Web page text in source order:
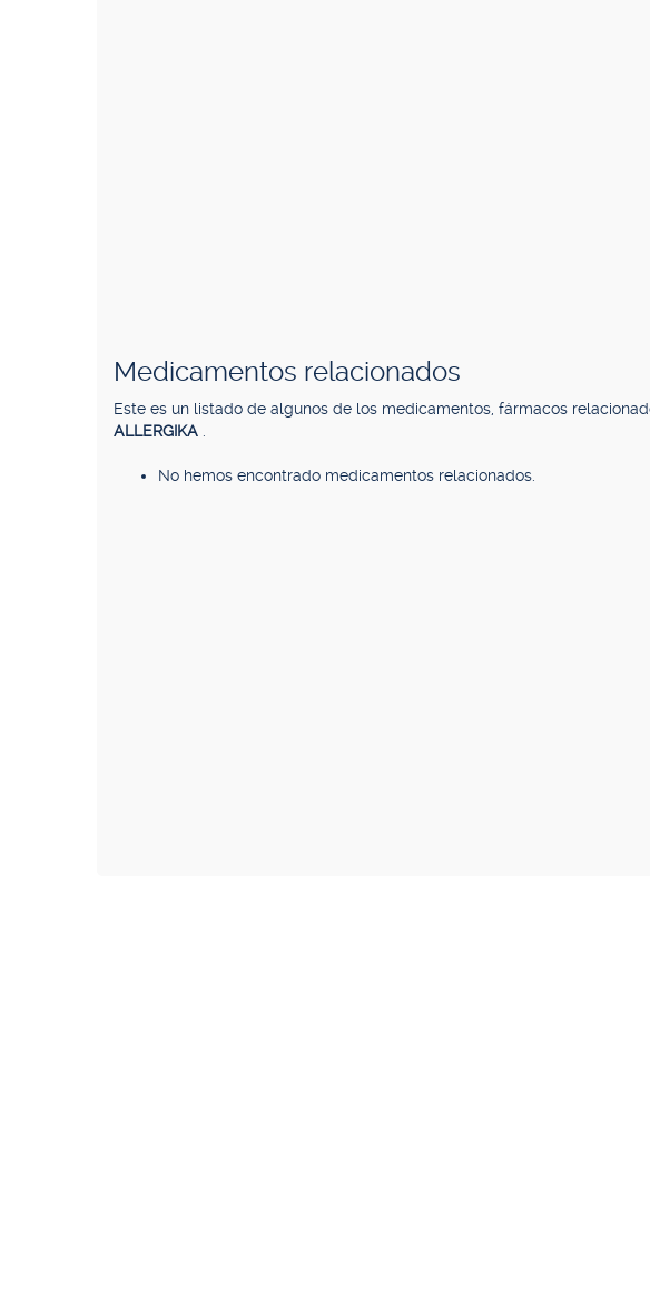
Medicamentos relacionados
Este es un listado de algunos de los medicamentos, fármacos
ALLERGIKA
No hemos encontrado medicamentos relacionados.